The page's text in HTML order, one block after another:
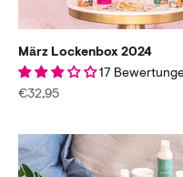
März Lockenbox 2024
17
Angebot
€32,95